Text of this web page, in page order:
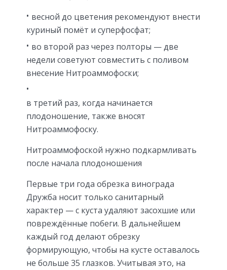
весной до цветения рекомендуют внести
куриный помёт и суперфосфат;
во второй раз через полторы — две
недели советуют совместить с поливом
внесение Нитроаммофоски;
в третий раз, когда начинается
плодоношение, также вносят
Нитроаммофоску.
Нитроаммофоской нужно подкармливать
после начала плодоношения
Первые три года обрезка винограда
Дружба носит только санитарный
характер — с куста удаляют засохшие или
повреждённые побеги. В дальнейшем
каждый год делают обрезку
формирующую, чтобы на кусте оставалось
не больше 35 глазков. Учитывая это, на